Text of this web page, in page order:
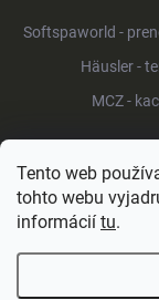
Tento web
tohto webu
informácií tu.
Softspaworld -
Häusler -
MCZ -